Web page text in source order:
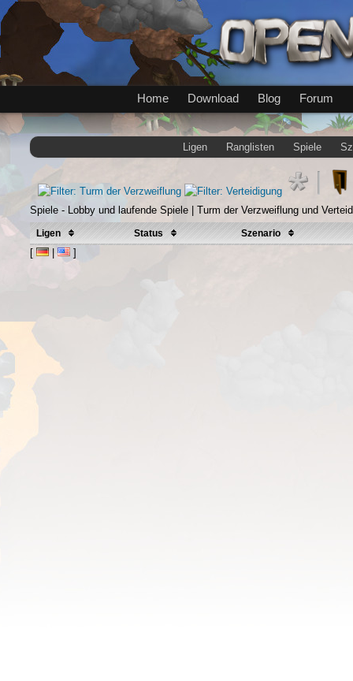
Home Download Blog Forum
Ligen Ranglisten Spiele
Spiele - Lobby und laufende Spiele | Turm der Verzweiflung und
Ligen Status Szenario
[ | ]